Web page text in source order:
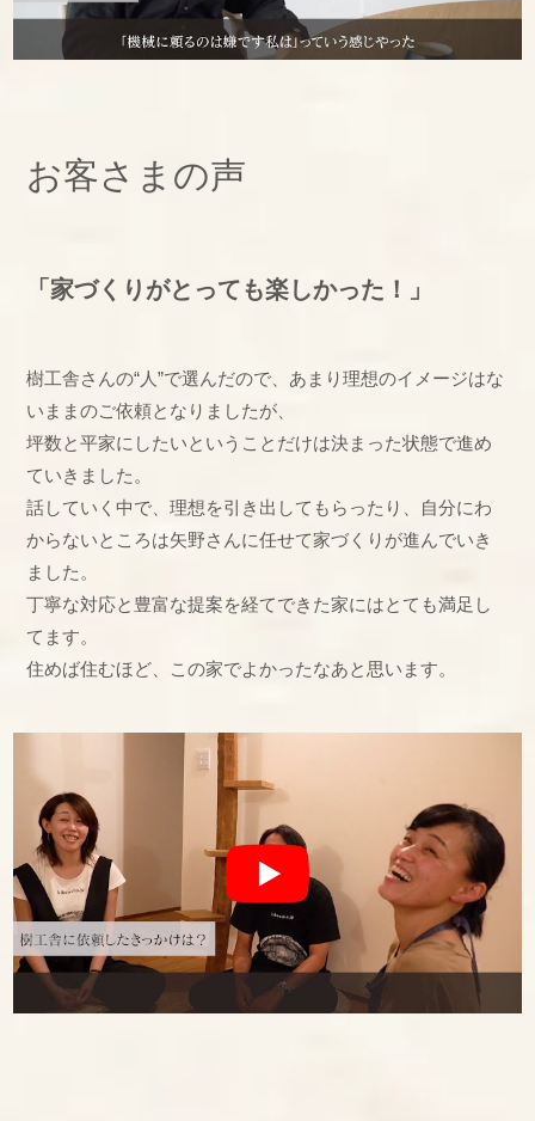
お客さまの声
「家づくりがとっても楽しかった！」
樹工舎さんの“人”で選んだので、あまり理想のイメージはな
いままのご依頼となりましたが、
坪数と平家にしたいということだけは決まった状態で進め
ていきました。
話していく中で、理想を引き出してもらったり、自分にわ
からないところは矢野さんに任せて家づくりが進んでいき
ました。
丁寧な対応と豊富な提案を経てできた家にはとても満足し
てます。
住めば住むほど、この家でよかったなあと思います。